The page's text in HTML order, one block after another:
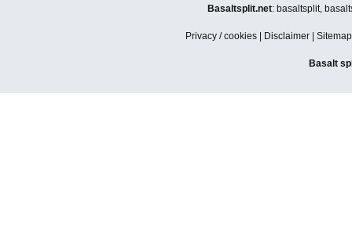
Basaltsplit.net: basaltsplit,
Privacy / cookies Disclaimer Sitemap
Basalt